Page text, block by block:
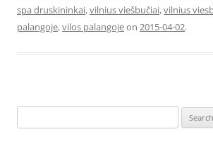
spa druskininkai,vilnius viešbučiai,vilnius
palangoje,vilos palangojeon 2015-04-02.
for: